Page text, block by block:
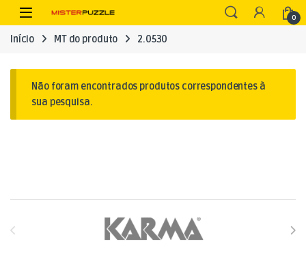
Skip to navigation
Skip to content
Open 0
Início MT do produto 2.0530
Não foram encontrados produtos correspondentes à
sua pesquisa.
Brands Carousel